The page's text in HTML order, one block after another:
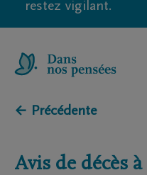
restez vigilant.
← Précédente
Avis de décès à